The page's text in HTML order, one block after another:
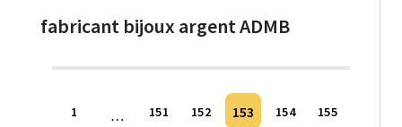
fabricant bijoux argent ADMB
Pagination
1 … 151 152 153 154 155